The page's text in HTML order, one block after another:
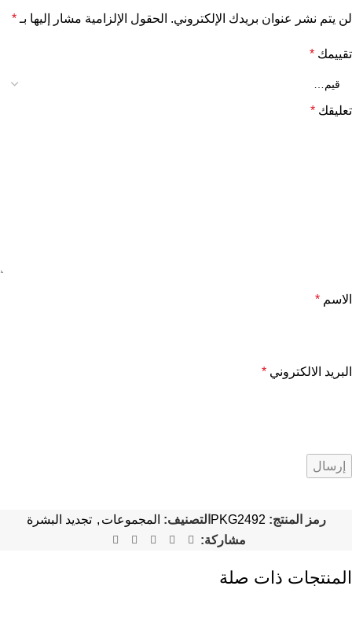
لن يتم نشر عنوان بريدك الإلكتروني. الحقول الإلزامية مشار إليها بـ*
تقييمك *
تعليقك *
الاسم *
البريد الالكتروني *
رمز المنتج:PKG2492 التصنيف: المجموعات , تجديد البشرة
مشاركة:
المنتجات ذات صلة
-17%
-32%
-20%
-67%
-22%
-20%